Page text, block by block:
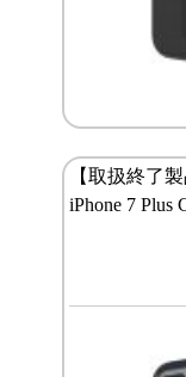
【取扱終了
iPhone 7 Plus